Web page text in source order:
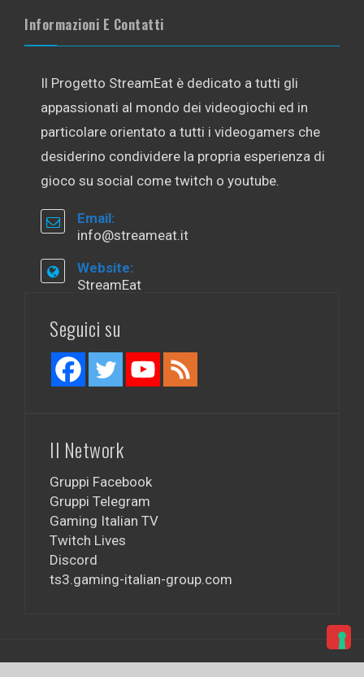
Informazioni E Contatti
Il Progetto StreamEat è dedicato a tutti gli
appassionati al mondo dei videogiochi ed in
particolare orientato a tutti i videogamers che
desiderino condividere la propria esperienza di
gioco su social come twitch o youtube.
Email:
info@streameat.it
Website:
StreamEat
Seguici su
Il Network
Gruppi Facebook
Gruppi Telegram
Gaming Italian TV
Twitch Lives
Discord
ts3.gaming-italian-group.com